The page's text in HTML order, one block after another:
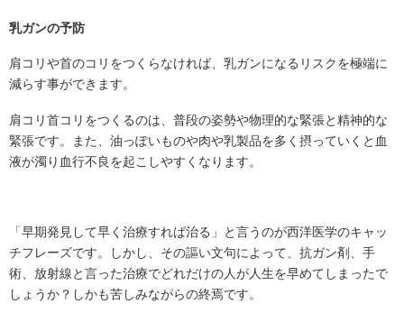
乳ガンの予防
肩コリや首のコリをつくらなければ、乳ガンになるリスクを極端に
減らす事ができます。
肩コリ首コリをつくるのは、普段の姿勢や物理的な緊張と精神的な
緊張です。また、油っぽいものや肉や乳製品を多く摂っていくと血
液が濁り血行不良を起こしやすくなります。
「早期発見して早く治療すれば治る」と言うのが西洋医学のキャッ
チフレーズです。しかし、その謳い文句によって、抗ガン剤、手
術、放射線と言った治療でどれだけの人が人生を早めてしまったで
しょうか？しかも苦しみながらの終焉です。